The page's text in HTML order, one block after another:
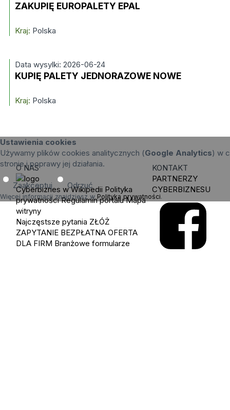
ZAKUPIĘ EUROPALETY EPAL
Kraj: Polska
Data wysylki: 2026-06-24
KUPIĘ PALETY JEDNORAZOWE NOWE
Kraj: Polska
Ustawienia cookies
Używamy plików cookies analitycznych (Google Analytics) w
stronie i poprawy jej działania.
Zaakceptuj Odrzuć
Więcej informacji znajdziesz w Polityka prywatności.
O NAS
Cyberbiznes w Wikipedii Polityka
prywatności Regulamin portalu Mapa
witryny
Najczęstsze pytania ZŁÓŻ
ZAPYTANIE BEZPŁATNA OFERTA
DLA FIRM Branżowe formularze
KONTAKT
PARTNERZY
CYBERBIZNESU